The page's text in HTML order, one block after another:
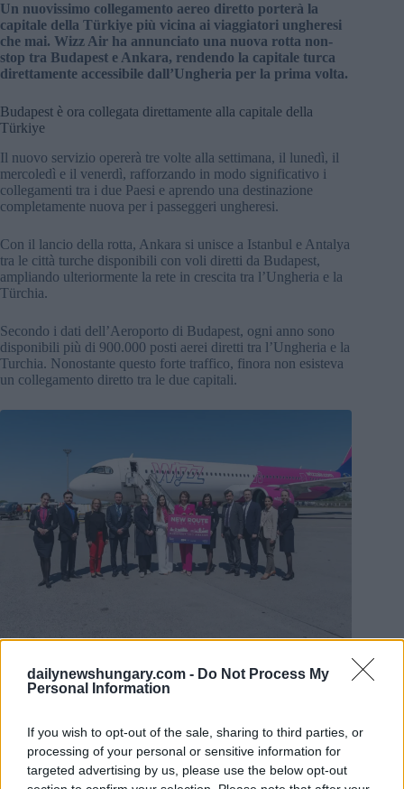
dailynewshungary.com - Do Not Process My
Personal Information
If you wish to opt-out of the sale, sharing to third parties, or
processing of your personal or sensitive information for
targeted advertising by us, please use the below opt-out
Un nuovissimo collegamento aereo diretto porterà la
capitale della Türkiye più vicina ai viaggiatori ungheresi
che mai. Wizz Air ha annunciato una nuova rotta non-
stop tra Budapest e Ankara, rendendo la capitale turca
direttamente accessibile dall’Ungheria per la prima volta.
Budapest è ora collegata direttamente alla capitale della
Türkiye
Il nuovo servizio opererà tre volte alla settimana, il lunedì, il
mercoledì e il venerdì, rafforzando in modo significativo i
collegamenti tra i due Paesi e aprendo una destinazione
completamente nuova per i passeggeri ungheresi.
Con il lancio della rotta, Ankara si unisce a Istanbul e Antalya
tra le città turche disponibili con voli diretti da Budapest,
ampliando ulteriormente la rete in crescita tra l’Ungheria e la
Türchia.
Secondo i dati dell’Aeroporto di Budapest, ogni anno sono
disponibili più di 900.000 posti aerei diretti tra l’Ungheria e la
Turchia. Nonostante questo forte traffico, finora non esisteva
un collegamento diretto tra le due capitali.
Foto: Wizz Air
La nuova rotta colma una lacuna di lunga data nel mercato. In
prevede che una percentuale significativa di viaggiatori sulla
rotta sia costituita da passeggeri business, con circa un
viaggiatore su tre che vola per motivi di lavoro –
sottolineando la crescente importanza economica e politica di